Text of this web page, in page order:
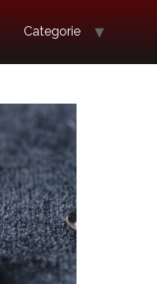
Categorie